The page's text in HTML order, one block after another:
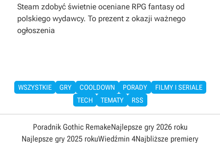
Steam zdobyć świetnie oceniane RPG fantasy od
polskiego wydawcy. To prezent z okazji ważnego
ogłoszenia
WSZYSTKIE GRY COOLDOWN PORADY
FILMY I SERIALE
TECH
TEMATY RSS
Poradnik Gothic RemakeNajlepsze gry 2026 roku
Najlepsze gry 2025 rokuWiedźmin 4Najbliższe premiery